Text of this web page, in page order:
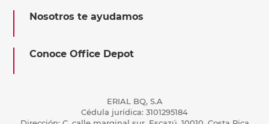
Nosotros te ayudamos
Conoce Office Depot
ERIAL BQ, S.A
Cédula jurídica: 3101295184